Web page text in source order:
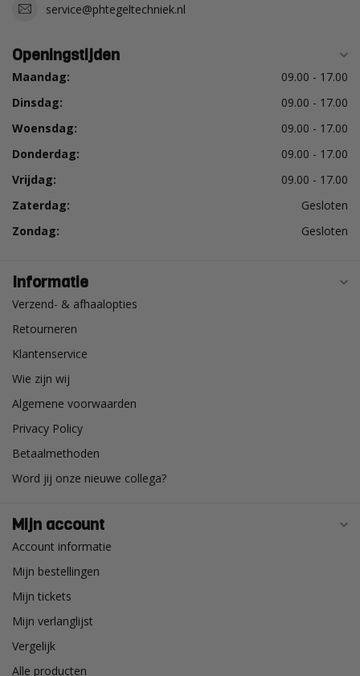
service@phtegeltechniek.nl
Openingstijden
Maandag:
09.00 - 17.00
Dinsdag:
09.00 - 17.00
Woensdag:
09.00 - 17.00
Donderdag:
09.00 - 17.00
Vrijdag:
09.00 - 17.00
Zaterdag:
Gesloten
Zondag:
Gesloten
Informatie
Verzend- & afhaalopties
Retourneren
Klantenservice
Wie zijn wij
Algemene voorwaarden
Privacy Policy
Betaalmethoden
Word jij onze nieuwe collega?
Mijn account
Account informatie
Mijn bestellingen
Mijn tickets
Mijn verlanglijst
Vergelijk
Alle producten